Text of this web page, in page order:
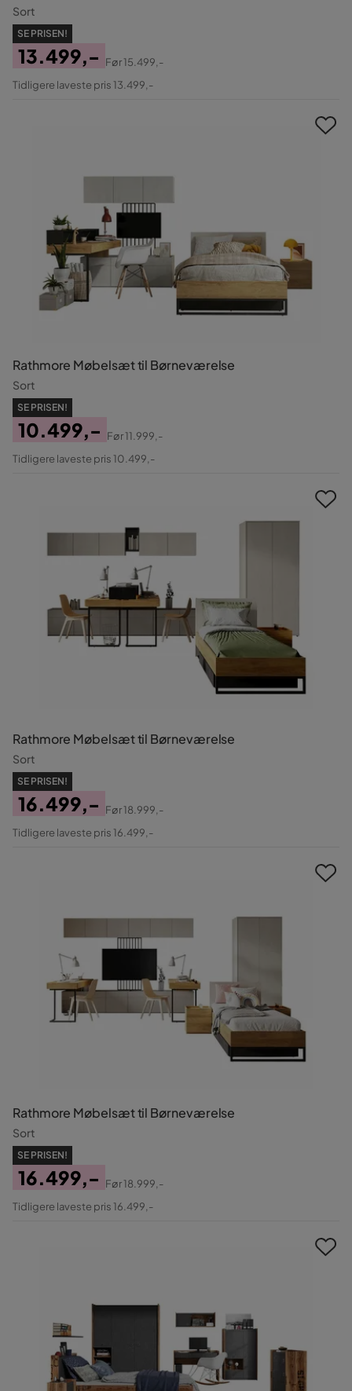
Sort
SE PRISEN!
Pris
13.499,-
Original
Før15.499,-
Tidligere laveste pris 13.499,-
Rathmore Møbelsæt til Børneværelse
Sort
SE PRISEN!
Pris
10.499,-
Original
Før11.999,-
Tidligere laveste pris 10.499,-
Rathmore Møbelsæt til Børneværelse
Sort
SE PRISEN!
Pris
16.499,-
Original
Før18.999,-
Tidligere laveste pris 16.499,-
Rathmore Møbelsæt til Børneværelse
Sort
SE PRISEN!
Pris
16.499,-
Original
Før18.999,-
Tidligere laveste pris 16.499,-